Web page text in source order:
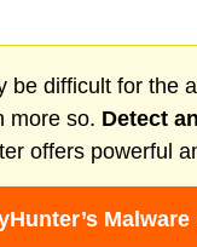
be difficult for the
more so. Detect
offers powerful
Malware